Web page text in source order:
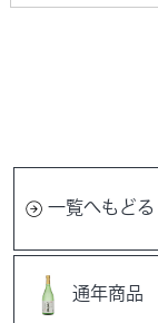
一覧へもどる
通年商品